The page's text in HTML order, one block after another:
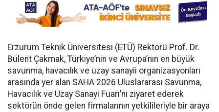
Erzurum Teknik Üniversitesi (ETÜ) Rektörü Prof. Dr.
Bülent Çakmak, Türkiye’nin ve Avrupa’nın en büyük
savunma, havacılık ve uzay sanayii organizasyonları
arasında yer alan SAHA 2026 Uluslararası Savunma,
Havacılık ve Uzay Sanayi Fuarı’nı ziyaret ederek
sektörün önde gelen firmalarının yetkilileriyle bir araya